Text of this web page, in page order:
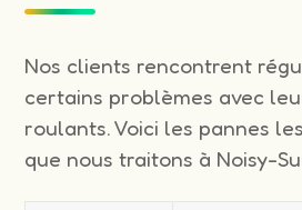
Nos clients rencontrent
certains problèmes avec
roulants. Voici les pannes
que nous traitons à Noisy-